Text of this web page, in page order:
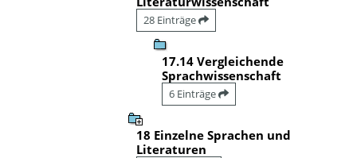
28 Einträge
17.14 Vergleichende
Sprachwissenschaft
6 Einträge
18 Einzelne Sprachen und
Literaturen